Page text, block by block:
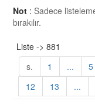
Not : Sadece
bırakılır.
Liste -> 881
s.
1 ... 5
12
13 ...